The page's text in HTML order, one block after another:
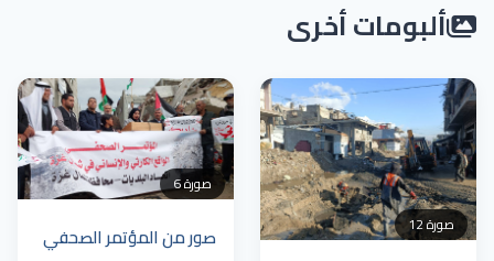
ألبومات أخرى
12 صورة
6 صورة
صور من المؤتمر الصحفي